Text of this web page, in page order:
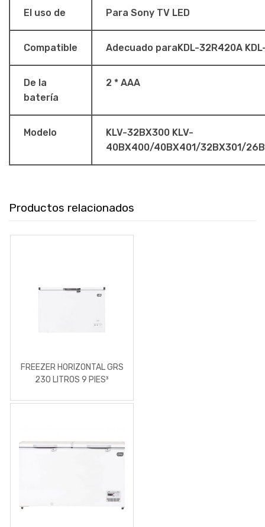
El uso de Para Sony TV LED
Compatible Adecuado paraKDL-32R420A
De la
batería
2 * AAA
Modelo
KLV-32BX300 KLV-
40BX400/40BX401/32BX301/
Productos relacionados
FREEZER HORIZONTAL GRS
230 LITROS 9 PIES³